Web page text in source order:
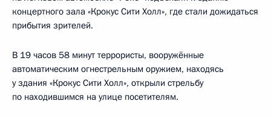
концертного зала «Крокус Сити Холл», где стали дожидаться
прибытия зрителей.
В 19 часов 58 минут террористы, вооружённые
автоматическим огнестрельным оружием, находясь
у здания «Крокус Сити Холл», открыли стрельбу
по находившимся на улице посетителям.